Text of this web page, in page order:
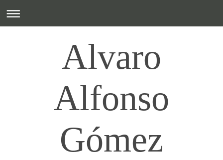
Alvaro
Alfonso
Gómez